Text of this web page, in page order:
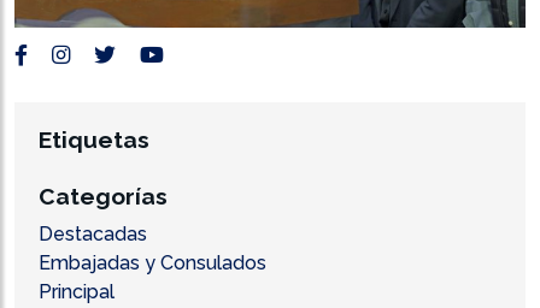
Etiquetas
Categorías
Destacadas
Embajadas y Consulados
Principal